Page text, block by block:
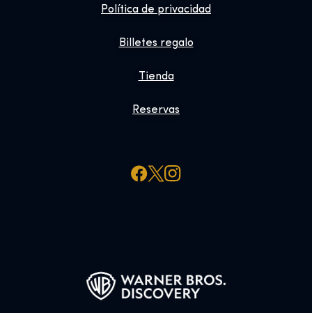
Política de privacidad
Billetes regalo
Tienda
Reservas